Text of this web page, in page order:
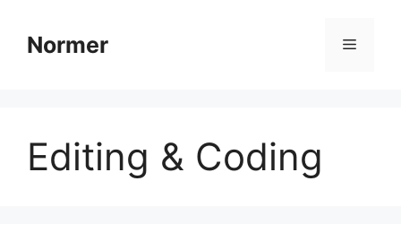
contentNormer Menu
Editing & Coding